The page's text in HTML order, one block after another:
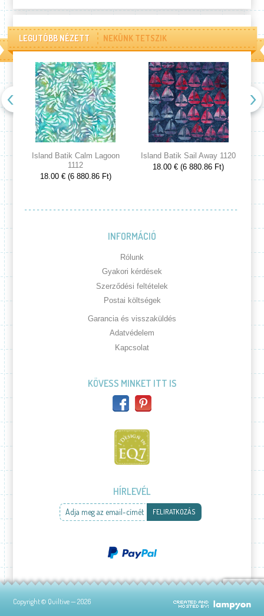
LEGUTÓBB NÉZETT NEKÜNK TETSZIK
Island Batik Calm Lagoon
1112
18.00 € (6 880.86 Ft)
Island Batik Sail Away 1120
18.00 € (6 880.86 Ft)
INFORMÁCIÓ
Rólunk
Gyakori kérdések
Szerződési feltételek
Postai költségek
Garancia és visszaküldés
Adatvédelem
Kapcsolat
KÖVESS MINKET ITT IS
HÍRLEVÉL
Adja meg az email-címét FELIRATKOZÁS
Copyright © Quiltive — 2026